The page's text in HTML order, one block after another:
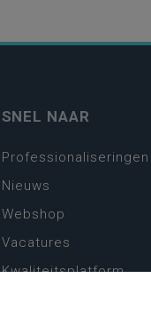
SNEL NAAR
Professionaliseringen
Nieuws
Webshop
Vacatures
Kwaliteitsplatform